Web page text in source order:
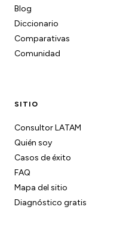
Blog
Diccionario
Comparativas
Comunidad
SITIO
Consultor LATAM
Quién soy
Casos de éxito
FAQ
Mapa del sitio
Diagnóstico gratis